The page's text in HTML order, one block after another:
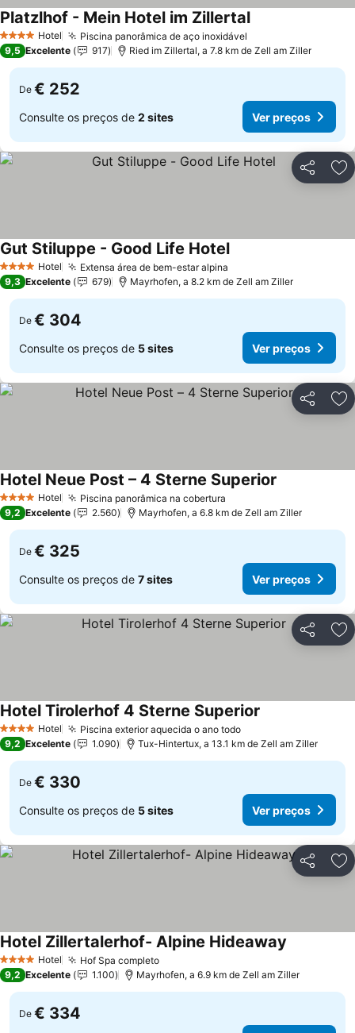
4 EstrelasHotel Piscina panorâmica de aço inoxidável
Platzlhof - Mein Hotel im ZillertalVer preços
9,5 Excelente 917 Ried im Zillertal, a 7.8 km de Zell am Ziller
De € 252
Consulte os preços de 2 sites Ver preços
Partilhar
4 EstrelasHotel Extensa área de bem-estar alpina
Gut Stiluppe - Good Life HotelVer preços
9,3 Excelente 679 Mayrhofen, a 8.2 km de Zell am Ziller
De € 304
Consulte os preços de 5 sites Ver preços
Partilhar
4 EstrelasHotel Piscina panorâmica na cobertura
Hotel Neue Post – 4 Sterne Superior
9,2 Excelente 2.560 Mayrhofen, a 6.8 km de Zell am Ziller
De € 325
Consulte os preços de 7 sites Ver preços
Partilhar
4 EstrelasHotel Piscina exterior aquecida o ano todoVer preços
Hotel Tirolerhof 4 Sterne Superior
9,2 Excelente 1.090 Tux-Hintertux, a 13.1 km de Zell am Ziller
De € 330
Consulte os preços de 5 sites Ver preços
Partilhar
4 EstrelasHotel Hof Spa completoVer preços
Hotel Zillertalerhof- Alpine Hideaway
9,2 Excelente 1.100 Mayrhofen, a 6.9 km de Zell am Ziller
De € 334